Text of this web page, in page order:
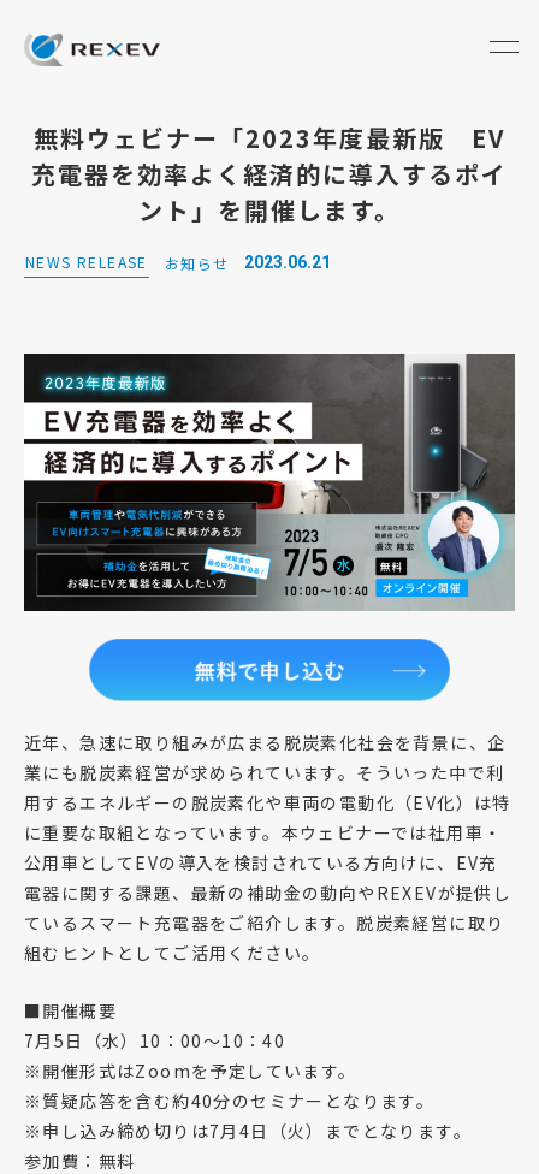
無料ウェビナー「2023年度最新版 EV
充電器を効率よく経済的に導入するポイ
ント」を開催します。
NEWS RELEASE お知らせ 2023.06.21
近年、急速に取り組みが広まる脱炭素化社会を背景に、企
業にも脱炭素経営が求められています。そういった中で利
用するエネルギーの脱炭素化や車両の電動化（EV化）は特
に重要な取組となっています。本ウェビナーでは社用車・
公用車としてEVの導入を検討されている方向けに、EV充
電器に関する課題、最新の補助金の動向やREXEVが提供し
ているスマート充電器をご紹介します。脱炭素経営に取り
組むヒントとしてご活用ください。
■開催概要
7月5日（水）10：00～10：40
※開催形式はZoomを予定しています。
※質疑応答を含む約40分のセミナーとなります。
※申し込み締め切りは7月4日（火）までとなります。
参加費：無料